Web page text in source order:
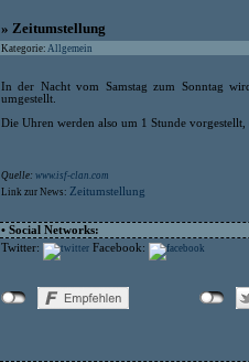
» Zeitumstellung
Kategorie: Allgemein
In der Nacht vom Samstag zum Sonntag
umgestellt.
Die Uhren werden also um 1 Stunde vorgestellt,
Quelle: www.isf-clan.com
Link zur News: Zeitumstellung
• Social Networks:
Twitter:
Facebook: